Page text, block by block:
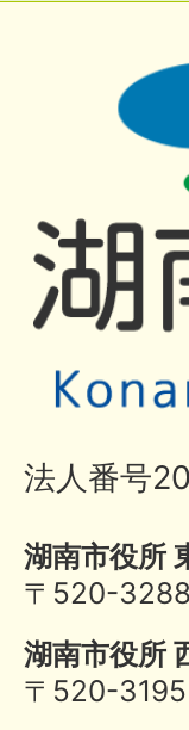
法人番号
湖南市役所
〒520-3288
湖南市役所
〒520-3195